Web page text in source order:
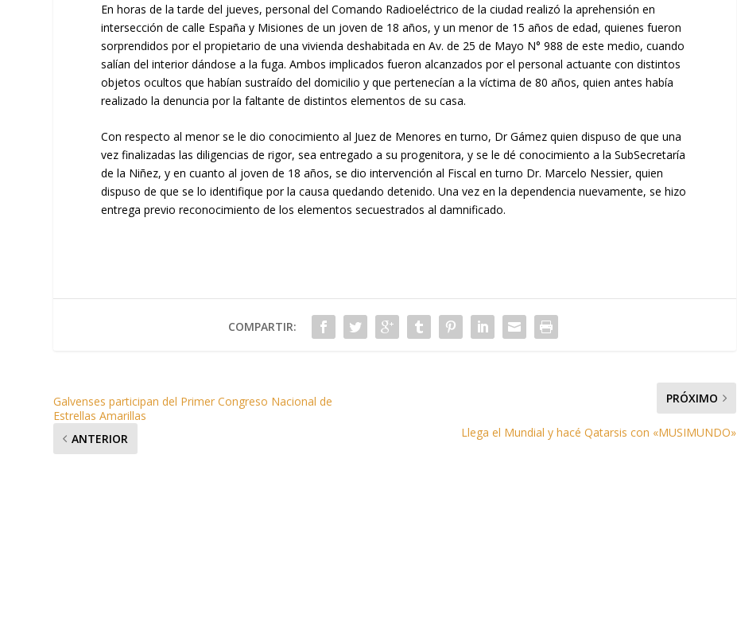
En horas de la tarde del jueves, personal del Comando Radioeléctrico de la ciudad realizó la aprehensión en
intersección de calle España y Misiones de un joven de 18 años, y un menor de 15 años de edad, quienes fueron
sorprendidos por el propietario de una vivienda deshabitada en Av. de 25 de Mayo N° 988 de este medio, cuando
salían del interior dándose a la fuga. Ambos implicados fueron alcanzados por el personal actuante con distintos
objetos ocultos que habían sustraído del domicilio y que pertenecían a la víctima de 80 años, quien antes había
realizado la denuncia por la faltante de distintos elementos de su casa.
Con respecto al menor se le dio conocimiento al Juez de Menores en turno, Dr Gámez quien dispuso de que una
vez finalizadas las diligencias de rigor, sea entregado a su progenitora, y se le dé conocimiento a la SubSecretaría
de la Niñez, y en cuanto al joven de 18 años, se dio intervención al Fiscal en turno Dr. Marcelo Nessier, quien
dispuso de que se lo identifique por la causa quedando detenido. Una vez en la dependencia nuevamente, se hizo
entrega previo reconocimiento de los elementos secuestrados al damnificado.
COMPARTIR:
Galvenses participan del Primer Congreso Nacional de
Estrellas Amarillas
ANTERIOR
PRÓXIMO
Llega el Mundial y hacé Qatarsis con «MUSIMUNDO»